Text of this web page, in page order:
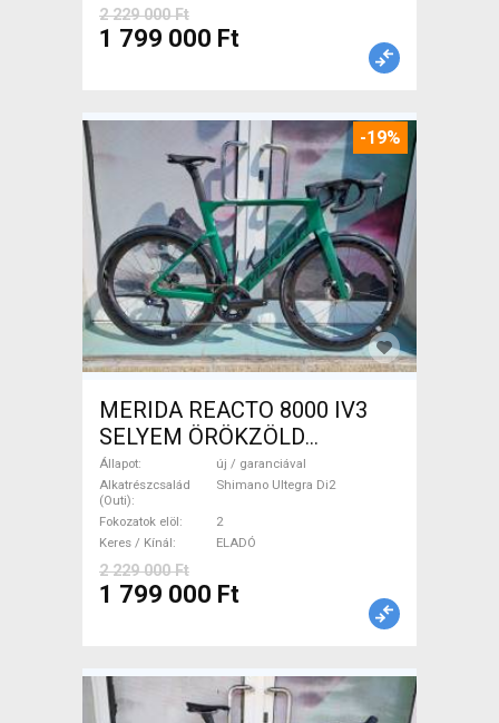
2 229 000 Ft
1 799 000 Ft
-19%
MERIDA REACTO 8000 IV3
SELYEM ÖRÖKZÖLD
(FEKETE) ( (S,M) Országúti
Shimano Ultegra Di2 tárcsafék
új / garanciával ELADÓ
Állapot
új / garanciával
Alkatrészcsalád
(Outi)
Shimano Ultegra Di2
Fokozatok elöl
2
Keres / Kínál
ELADÓ
2 229 000 Ft
1 799 000 Ft